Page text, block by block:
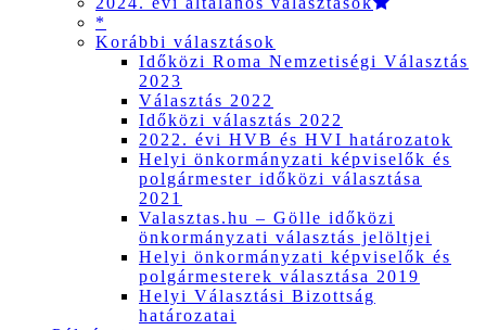
*
Korábbi választások
Időközi Roma Nemzetiségi Választás
2023
Választás 2022
Időközi választás 2022
2022. évi HVB és HVI határozatok
Helyi önkormányzati képviselők és
polgármester időközi választása
2021
Valasztas.hu – Gölle időközi
önkormányzati választás jelöltjei
Helyi önkormányzati képviselők és
polgármesterek választása 2019
Helyi Választási Bizottság
határozatai